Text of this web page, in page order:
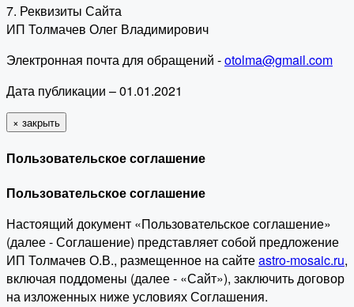
7. Реквизиты Сайта
ИП Толмачев Олег Владимирович
Электронная почта для обращений -otolma@gmail.com
Дата публикации – 01.01.2021
× закрыть
Пользовательское соглашение
Пользовательское соглашение
Настоящий документ «Пользовательское соглашение»
(далее - Соглашение) представляет собой предложение
ИП Толмачев О.В., размещенное на сайтеastro-mosaic.ru,
включая поддомены (далее - «Сайт»), заключить договор
на изложенных ниже условиях Соглашения.